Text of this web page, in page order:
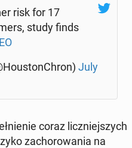
risk for 17
study finds
July
coraz licz­niej­szych
za­cho­ro­wa­nia na